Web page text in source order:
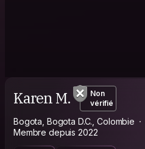
Karen M.
Non
vérifié
Bogota, Bogota D.C., Colombie
Membre depuis 2022